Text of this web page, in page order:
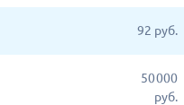
92 руб.
50 000
руб.